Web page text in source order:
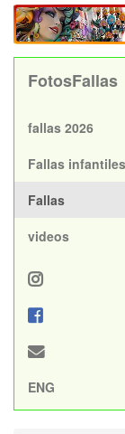
FotosFallas
fallas 2026
Fallas infantiles
Fallas
videos
ENG